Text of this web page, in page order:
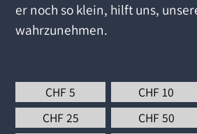
er noch so klein, hilft uns,
wahrzunehmen.
CHF 5 CHF 10
CHF 25 CHF 50